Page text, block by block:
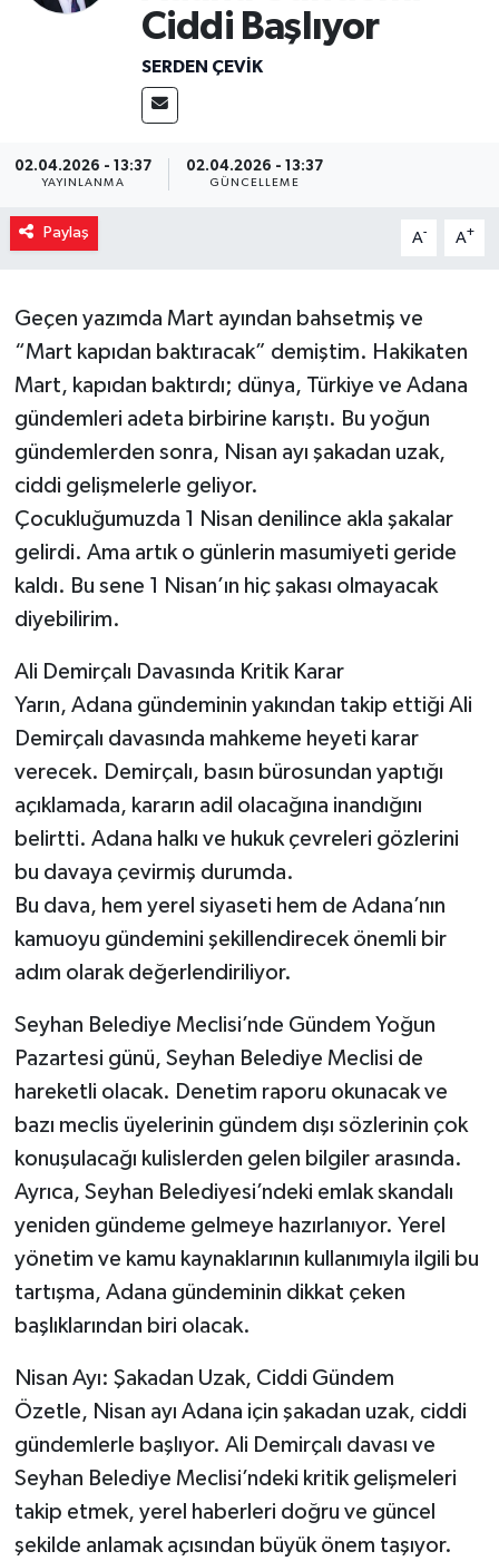
Ciddi Başlıyor
SERDEN ÇEVIK
02.04.2026 - 13:37
YAYINLANMA
02.04.2026 - 13:37
GÜNCELLEME
Paylaş A- A+
Geçen yazımda Mart ayından bahsetmiş ve
“Mart kapıdan baktıracak” demiştim. Hakikaten
Mart, kapıdan baktırdı; dünya, Türkiye ve Adana
gündemleri adeta birbirine karıştı. Bu yoğun
gündemlerden sonra, Nisan ayı şakadan uzak,
ciddi gelişmelerle geliyor.
Çocukluğumuzda 1 Nisan denilince akla şakalar
gelirdi. Ama artık o günlerin masumiyeti geride
kaldı. Bu sene 1 Nisan’ın hiç şakası olmayacak
diyebilirim.
Ali Demirçalı Davasında Kritik Karar
Yarın, Adana gündeminin yakından takip ettiği Ali
Demirçalı davasında mahkeme heyeti karar
verecek. Demirçalı, basın bürosundan yaptığı
açıklamada, kararın adil olacağına inandığını
belirtti. Adana halkı ve hukuk çevreleri gözlerini
bu davaya çevirmiş durumda.
Bu dava, hem yerel siyaseti hem de Adana’nın
kamuoyu gündemini şekillendirecek önemli bir
adım olarak değerlendiriliyor.
Seyhan Belediye Meclisi’nde Gündem Yoğun
Pazartesi günü, Seyhan Belediye Meclisi de
hareketli olacak. Denetim raporu okunacak ve
bazı meclis üyelerinin gündem dışı sözlerinin çok
konuşulacağı kulislerden gelen bilgiler arasında.
Ayrıca, Seyhan Belediyesi’ndeki emlak skandalı
yeniden gündeme gelmeye hazırlanıyor. Yerel
yönetim ve kamu kaynaklarının kullanımıyla ilgili bu
tartışma, Adana gündeminin dikkat çeken
başlıklarından biri olacak.
Nisan Ayı: Şakadan Uzak, Ciddi Gündem
Özetle, Nisan ayı Adana için şakadan uzak, ciddi
gündemlerle başlıyor. Ali Demirçalı davası ve
Seyhan Belediye Meclisi’ndeki kritik gelişmeleri
takip etmek, yerel haberleri doğru ve güncel
şekilde anlamak açısından büyük önem taşıyor.
Spor
Yaşam
Yurttan